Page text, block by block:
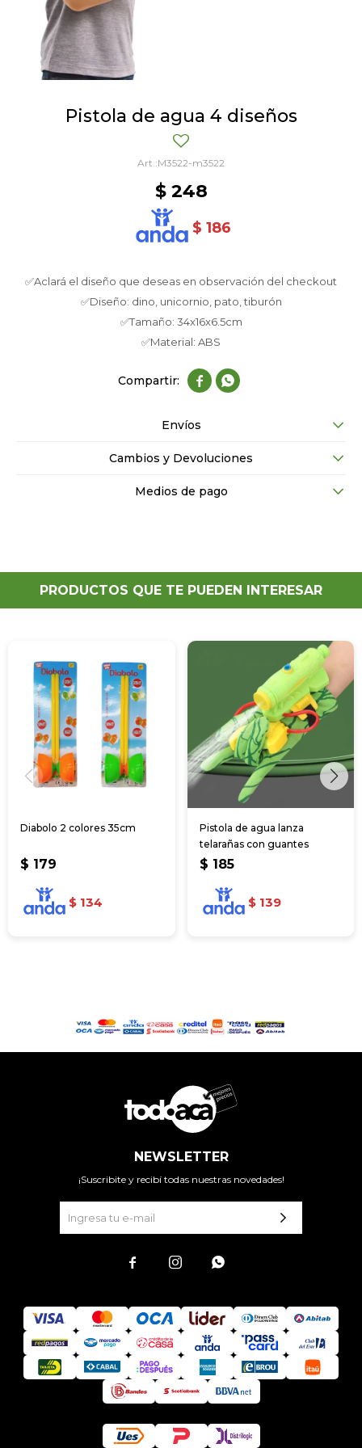
Pistola de agua 4 diseños
M3522-m3522
$ 248
$ 186
✅Aclará el diseño que deseas en observación del checkout
✅Diseño: dino, unicornio, pato, tiburón
✅Tamaño: 34x16x6.5cm
✅Material: ABS
 
Envíos
Cambios y Devoluciones
Medios de pago
PRODUCTOS QUE TE PUEDEN INTERESAR
Diabolo 2 colores 35cm
$ 179
$ 134
Pistola de agua lanza
telarañas con guantes
$ 185
$ 139
NEWSLETTER
¡Suscribite y recibí todas nuestras novedades!
  